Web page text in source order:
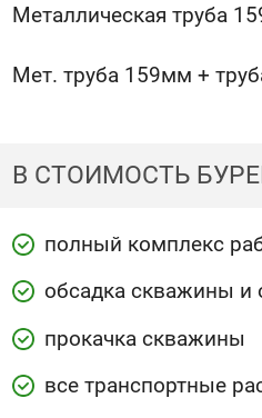
Металлическая труба
Мет. труба 159мм +
В СТОИМОСТЬ
полный комплекс
обсадка скважины и
прокачка скважины
все транспортные